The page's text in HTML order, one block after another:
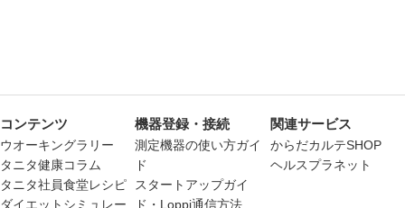
コンテンツ
ウオーキングラリー
タニタ健康コラム
タニタ社員食堂レシピ
ダイエットシミュレー
機器登録・接続
測定機器の使い方ガイ
ド
スタートアップガイ
ド・Loppi通信方法
関連サービス
からだカルテSHOP
ヘルスプラネット